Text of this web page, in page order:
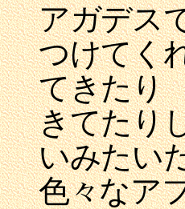
アガデス
つけてく
てきたり
きてたり
いみたい
色々なア